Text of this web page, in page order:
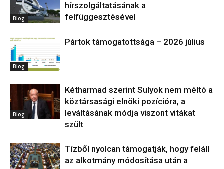
Blog
hírszolgáltatásának a
felfüggesztésével
Blog
Pártok támogatottsága – 2026 július
Blog
Kétharmad szerint Sulyok nem méltó a
köztársasági elnöki pozícióra, a
leváltásának módja viszont vitákat
szült
Tízből nyolcan támogatják, hogy feláll
az alkotmány módosítása után a